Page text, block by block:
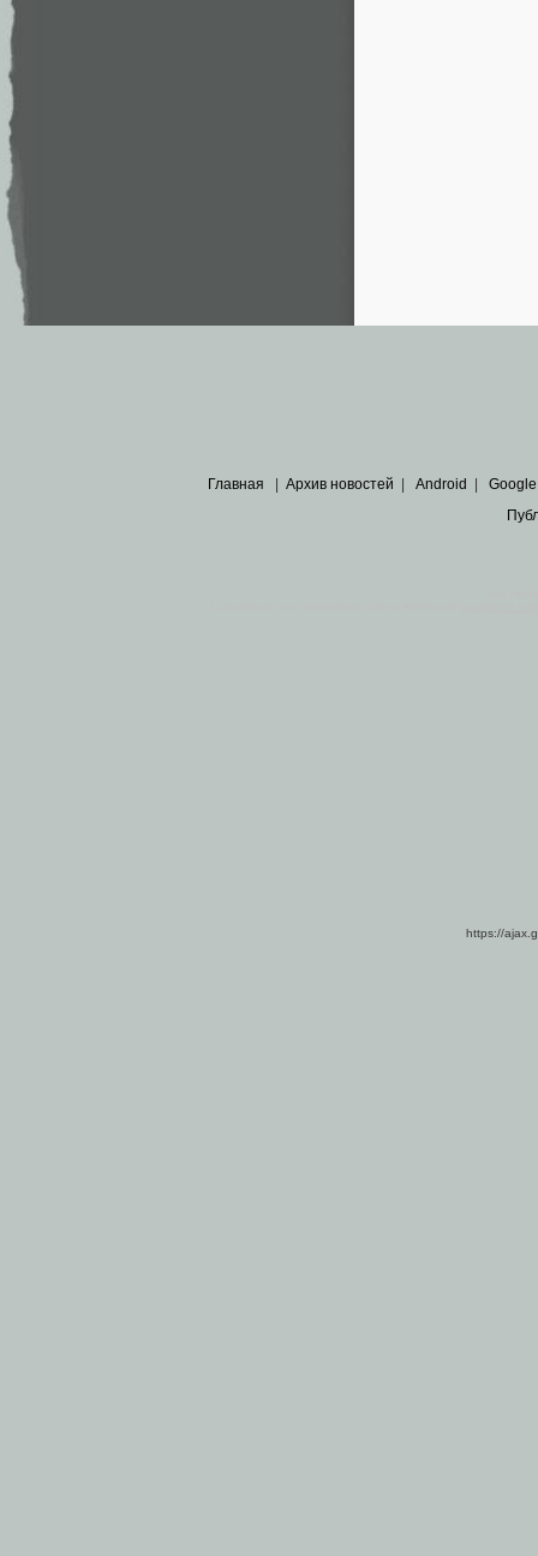
Главная Архив новостей Android Google
https://